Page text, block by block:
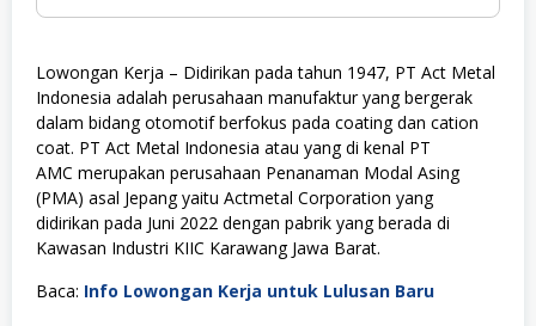
Lowongan Kerja – Didirikan pada tahun 1947, PT Act Metal
Indonesia adalah perusahaan manufaktur yang bergerak
dalam bidang otomotif berfokus pada coating dan cation
coat. PT Act Metal Indonesia atau yang di kenal PT
AMC merupakan perusahaan Penanaman Modal Asing
(PMA) asal Jepang yaitu Actmetal Corporation yang
didirikan pada Juni 2022 dengan pabrik yang berada di
Kawasan Industri KIIC Karawang Jawa Barat.
Baca: Info Lowongan Kerja untuk Lulusan Baru